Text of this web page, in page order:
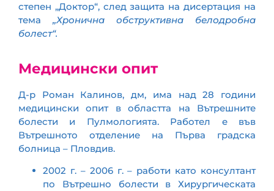
степен „Доктор“, след защита на дисертация на
тема „Хронична обструктивна белодробна
болест“.
Медицински опит
Д-р Роман Калинов, дм, има над 28 години
медицински опит в областта на Вътрешните
болести и Пулмологията. Работел е във
Вътрешното отделение на Първа градска
болница – Пловдив.
2002 г. – 2006 г. – работи като консултант
по Вътрешно болести в Хирургическата